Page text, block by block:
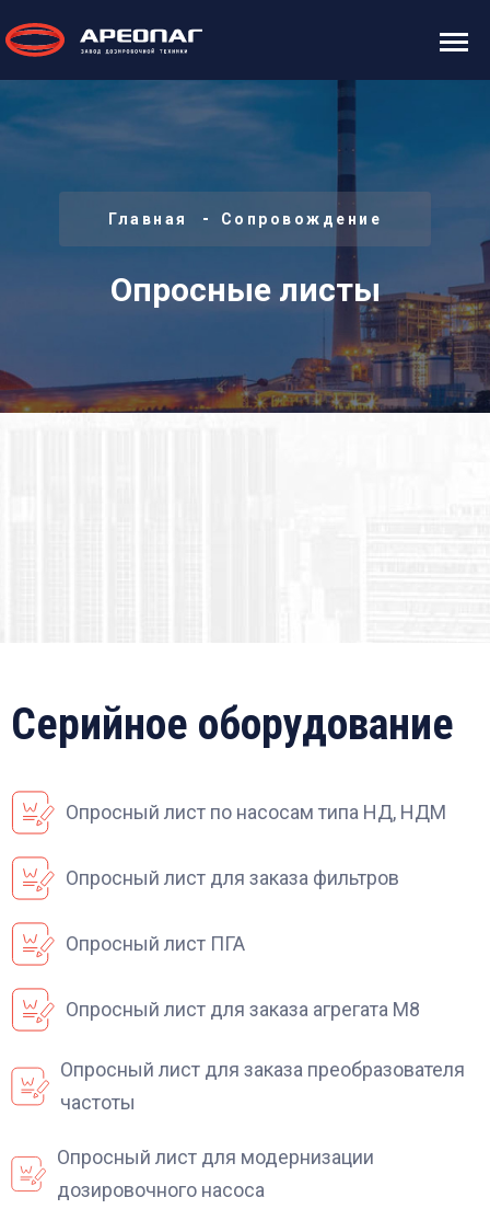
Главная Сопровождение
Опросные листы
Серийное оборудование
Опросный лист по насосам типа НД, НДМ
Опросный лист для заказа фильтров
Опросный лист ПГА
Опросный лист для заказа агрегата М8
Опросный лист для заказа преобразователя
частоты
Опросный лист для модернизации
дозировочного насоса